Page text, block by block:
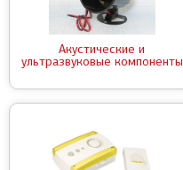
Акустические и
ультразвуковые компоненты